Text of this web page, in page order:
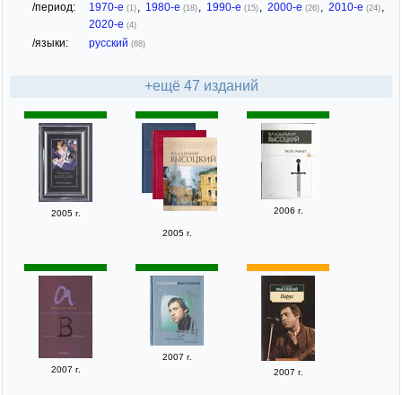
/период: 1970-е (1) 1980-е (18) 1990-е (15) 2000-е (26) 2010-е (24)
2020-е (4)
/языки: русский (88)
+ещё 47 изданий
2005 г.
2005 г.
2006 г.
2007 г.
2007 г.
2007 г.